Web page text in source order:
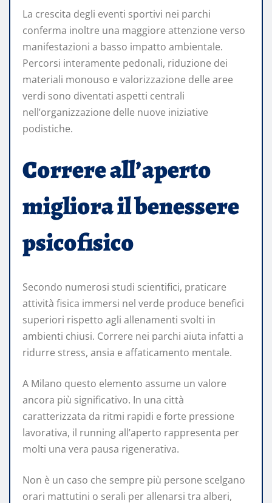
La crescita degli eventi sportivi nei parchi
conferma inoltre una maggiore attenzione verso
manifestazioni a basso impatto ambientale.
Percorsi interamente pedonali, riduzione dei
materiali monouso e valorizzazione delle aree
verdi sono diventati aspetti centrali
nell’organizzazione delle nuove iniziative
podistiche.
Correre all’aperto
migliora il benessere
psicofisico
Secondo numerosi studi scientifici, praticare
attività fisica immersi nel verde produce benefici
superiori rispetto agli allenamenti svolti in
ambienti chiusi. Correre nei parchi aiuta infatti a
ridurre stress, ansia e affaticamento mentale.
A Milano questo elemento assume un valore
ancora più significativo. In una città
caratterizzata da ritmi rapidi e forte pressione
lavorativa, il running all’aperto rappresenta per
molti una vera pausa rigenerativa.
Non è un caso che sempre più persone scelgano
orari mattutini o serali per allenarsi tra alberi,